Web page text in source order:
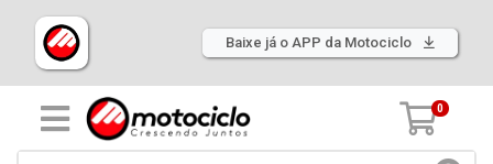
Baixe já o APP da Motociclo
0